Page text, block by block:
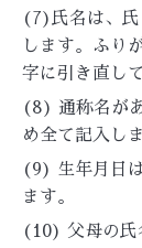
(7)氏名は、
します。ふり
字に引き直し
(8) 通称名が
め全て記入し
(9) 生年月日
ます。
(10) 父母の氏